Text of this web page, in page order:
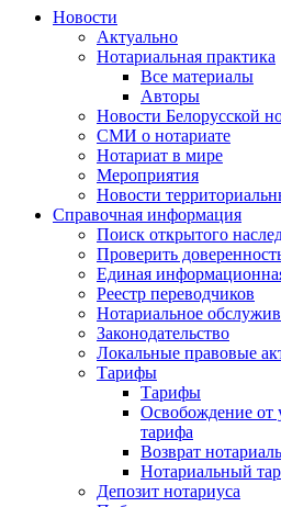
Новости
Актуально
Нотариальная практика
Все материалы
Авторы
Новости Белорусской
СМИ о нотариате
Нотариат в мире
Мероприятия
Новости
Справочная информация
Поиск открытого
Проверить
Единая
Реестр переводчиков
Нотариальное
Законодательство
Локальные правовые
Тарифы
Тарифы
Освобождение от
тарифа
Возврат
Нотариальный
Депозит нотариуса